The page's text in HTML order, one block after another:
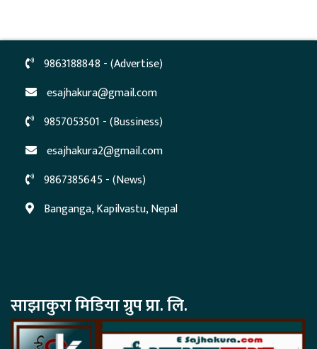
9863188848 - (Advertise)
esajhakura@gmail.com
9857053501 - (Bussiness)
esajhakura2@gmail.com
9867385645 - (News)
Banganga, Kapilvastu, Nepal
साझाकुरा मिडिया ग्रुप प्रा. लि.